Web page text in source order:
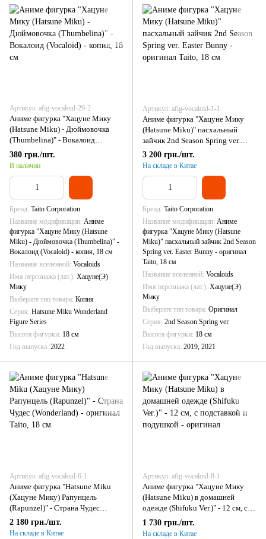
Артикул: afig-vocaloid-29-2
Аниме фигурка "Хацуне Мику
(Hatsune Miku) - Дюймовочка
(Thumbelina)" - Вокалоид
(Vocaloid) - копия, 18 см
380 грн./шт.
В наличии
Бренд Taito Corporation
Название модификации Аниме
фигурка "Хацуне Мику (Hatsune
Miku) - Дюймовочка (Thumbelina)" -
Вокалоид (Vocaloid) - копия, 18 см
Название вселенной Vocaloids
Имя персонажа (лат.) Хацуне(Э)
Мику
Выберите тип товара Копия
Серия Hatsune Miku Wonderland
Figure Series
Высота фигурки 18 см
Год выпуска 2022
Артикул: afig-vocaloid-1-1
Аниме фигурка "Хацуне Мику
(Hatsune Miku)" пасхальный
зайчик 2nd Season Spring ver.
Easter Bunny - оригинал Taito, 18
см
3 200 грн./шт.
На складе в Китае
Бренд Taito Corporation
Название модификации Аниме
фигурка "Хацуне Мику (Hatsune
Miku)" пасхальный зайчик 2nd Season
Spring ver. Easter Bunny - оригинал
Taito, 18 см
Название вселенной Vocaloids
Имя персонажа (лат.) Хацуне(Э)
Мику
Выберите тип товара Оригинал
Серия 2nd Season Spring ver.
Высота фигурки 18 см
Год выпуска 2019, 2021
Артикул: afig-vocaloid-6-1
Аниме фигурка "Hatsune Miku
(Хацуне Мику) Рапунцель
(Rapunzel)" - Страна Чудес
(Wonderland) - оригинал Taito, 18
см
2 180 грн./шт.
На складе в Китае
Артикул: afig-vocaloid-8-1
Аниме фигурка "Хацуне Мику
(Hatsune Miku) в домашней
одежде (Shifuku Ver.)" - 12 см, с
подставкой и подушкой -
оригинал
1 730 грн./шт.
На складе в Китае